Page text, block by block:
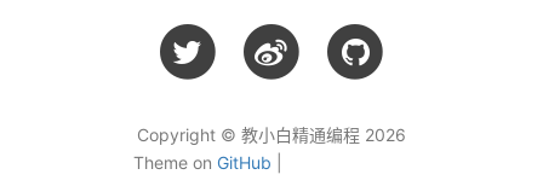
Copyright © 教小白精通编程 2026
Theme on GitHub